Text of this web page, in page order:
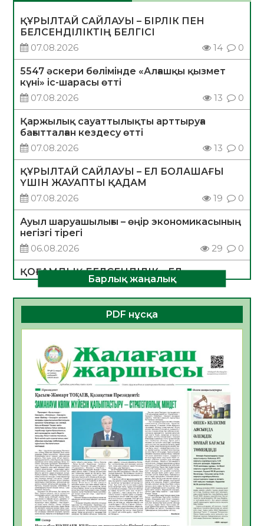
ҚҰРЫЛТАЙ САЙЛАУЫ – БІРЛІК ПЕН
БЕЛСЕНДІЛІКТІҢ БЕЛГІСІ
07.08.2026
14 0
5547 әскери бөлімінде «Алғашқы қызмет
күні» іс-шарасы өтті
07.08.2026
13 0
Қаржылық сауаттылықты арттыруға
бағытталған кездесу өтті
07.08.2026
13 0
ҚҰРЫЛТАЙ САЙЛАУЫ – ЕЛ БОЛАШАҒЫ
ҮШІН ЖАУАПТЫ ҚАДАМ
07.08.2026
19 0
Ауыл шаруашылығы – өңір экономикасының
негізгі тірегі
06.08.2026
29 0
ҚОҒАМДЫҚ БЕЛСЕНДІЛІК – ЕЛ
ДАМУЫНЫҢ НЕГІЗІ
06.08.2026
28 0
ҚҰРЫЛТАЙ САЙЛАУЫ – БОЛАШАҚҚА
06.08.2026
Инфекциялық ауруларға қарсы иммундау
жұмыстарының тиімділігі
06.08.2026
31
Көкжөтел ауруы туралы
06.08.2026
28
АПВ вакцинасы туралы мәлімет
06.08.2026
29
Open Air: Қызылорда облысы полиция
департаменті 20 мыңнан астам
көрерменнің қауіпсіздігін қамтамасыз етті
Барлық жаңалық
PDF нұсқа